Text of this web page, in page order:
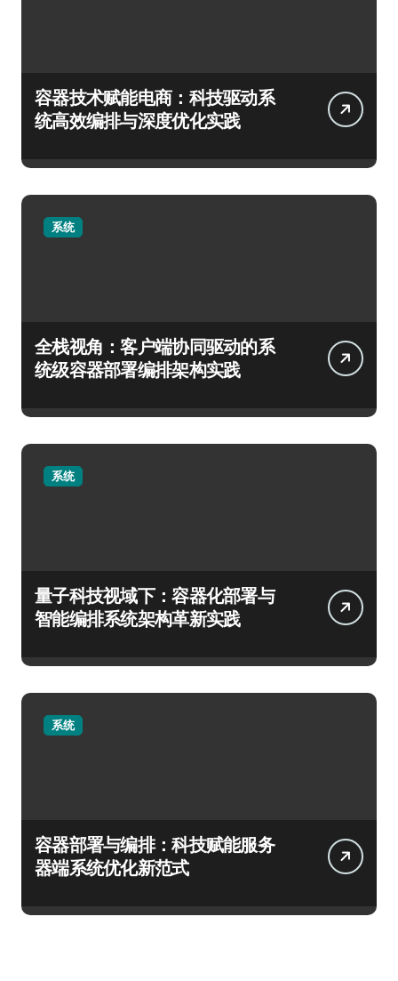
容器技术赋能电商：科技驱动系
统高效编排与深度优化实践
系统
全栈视角：客户端协同驱动的系
统级容器部署编排架构实践
系统
量子科技视域下：容器化部署与
智能编排系统架构革新实践
系统
容器部署与编排：科技赋能服务
器端系统优化新范式